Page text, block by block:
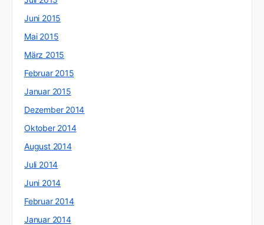
Juni 2015
Mai 2015
März 2015
Februar 2015
Januar 2015
Dezember 2014
Oktober 2014
August 2014
Juli 2014
Juni 2014
Februar 2014
Januar 2014